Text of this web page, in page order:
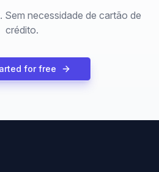
Sem necessidade de cartão de
crédito.
for free